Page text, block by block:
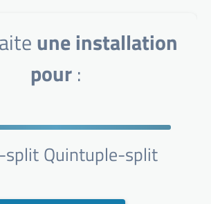
une installation
pour:
split Quintuple-split